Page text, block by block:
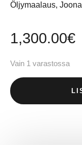
Öljymaalaus,
1,300.00€
Vain 1 varastossa